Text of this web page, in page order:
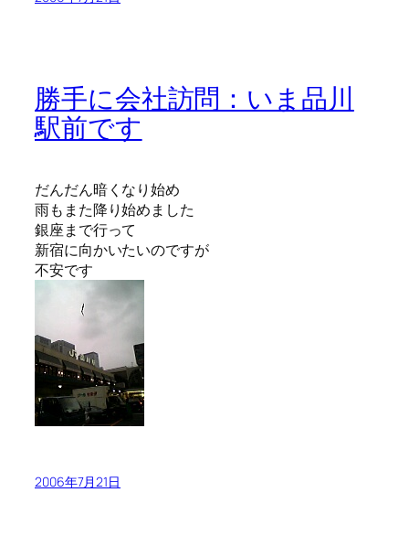
勝手に会社訪問：いま品川
駅前です
だんだん暗くなり始め
雨もまた降り始めました
銀座まで行って
新宿に向かいたいのですが
不安です
2006年7月21日